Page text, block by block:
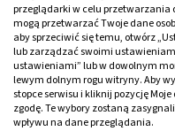
przeglądarki w celu przetwarzania
mogą przetwarzać Twoje dane
aby sprzeciwić się temu, otwórz
lub zarządzać swoimi
ustawieniami” lub w dowolnym
lewym dolnym rogu witryny. Aby
stopce serwisu i kliknij pozycję
zgodę. Te wybory zostaną
wpływu na dane przeglądania.